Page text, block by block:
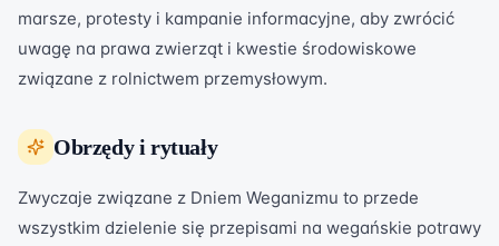
marsze, protesty i kampanie informacyjne, aby zwrócić
uwagę na prawa zwierząt i kwestie środowiskowe
związane z rolnictwem przemysłowym.
Obrzędy i rytuały
Zwyczaje związane z Dniem Weganizmu to przede
wszystkim dzielenie się przepisami na wegańskie potrawy